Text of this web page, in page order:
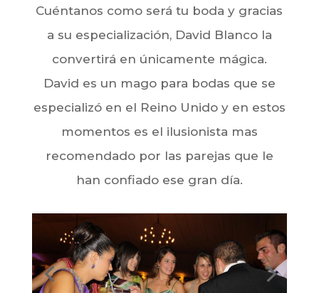
Cuéntanos como será tu boda y gracias
a su especialización, David Blanco la
convertirá en únicamente mágica.
David es un mago para bodas que se
especializó en el Reino Unido y en estos
momentos es el ilusionista mas
recomendado por las parejas que le
han confiado ese gran día.